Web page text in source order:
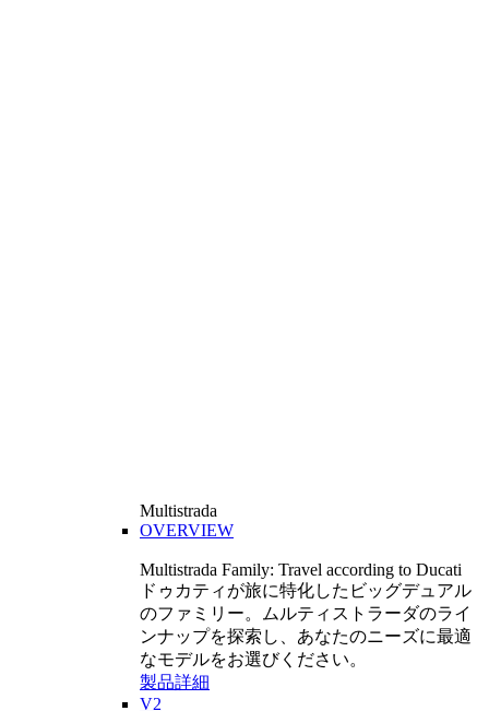
Multistrada
OVERVIEW
Multistrada Family: Travel according to Ducati
ドゥカティが旅に特化したビッグデュアル
のファミリー。ムルティストラーダのライ
ンナップを探索し、あなたのニーズに最適
なモデルをお選びください。
製品詳細
V2